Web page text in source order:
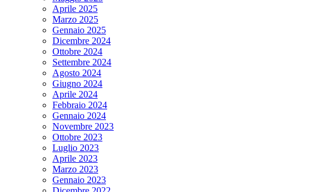
Aprile 2025
Marzo 2025
Gennaio 2025
Dicembre 2024
Ottobre 2024
Settembre 2024
Agosto 2024
Giugno 2024
Aprile 2024
Febbraio 2024
Gennaio 2024
Novembre 2023
Ottobre 2023
Luglio 2023
Aprile 2023
Marzo 2023
Gennaio 2023